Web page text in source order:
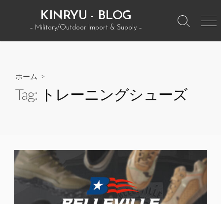
ン
KINRYU - BLOG
– Military/Outdoor Import & Supply –
検
メ
ホーム >
Tag: トレーニングシューズ